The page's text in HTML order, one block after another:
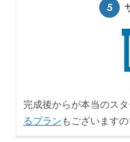
5
完成後からが本当のス
るプランもございます